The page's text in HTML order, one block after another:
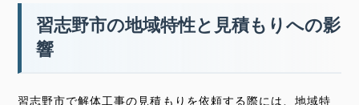
習志野市の地域特性と見積もりへの影
響
習志野市で解体工事の見積もりを依頼する際には、地域特